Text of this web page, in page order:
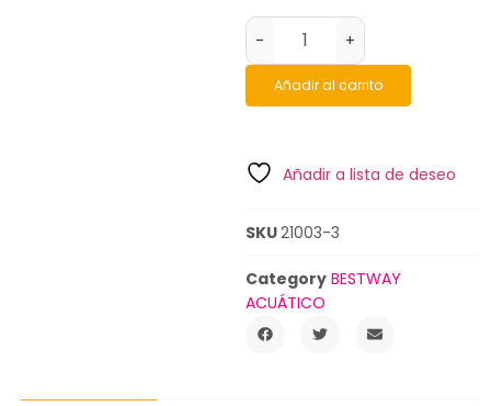
- +
Añadir al carrito
Añadir a lista de deseo
SKU21003-3
Category BESTWAY
ACUÁTICO